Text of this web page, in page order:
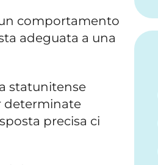
comportamento
adeguata a una
statunitense
determinate
precisa ci